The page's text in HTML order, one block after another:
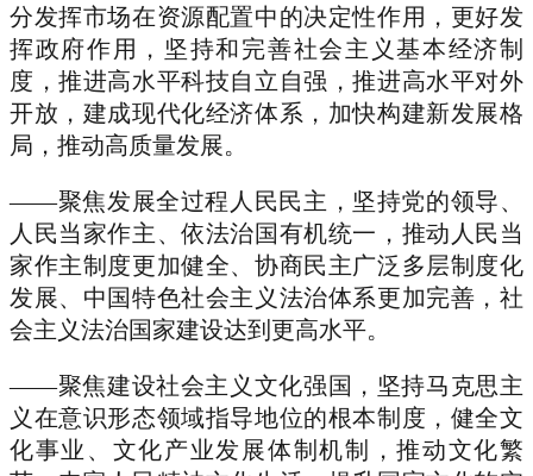
分发挥市场在资源配置中的决定性作用，更好发
挥政府作用，坚持和完善社会主义基本经济制
度，推进高水平科技自立自强，推进高水平对外
开放，建成现代化经济体系，加快构建新发展格
局，推动高质量发展。
——聚焦发展全过程人民民主，坚持党的领导、
人民当家作主、依法治国有机统一，推动人民当
家作主制度更加健全、协商民主广泛多层制度化
发展、中国特色社会主义法治体系更加完善，社
会主义法治国家建设达到更高水平。
——聚焦建设社会主义文化强国，坚持马克思主
义在意识形态领域指导地位的根本制度，健全文
化事业、文化产业发展体制机制，推动文化繁